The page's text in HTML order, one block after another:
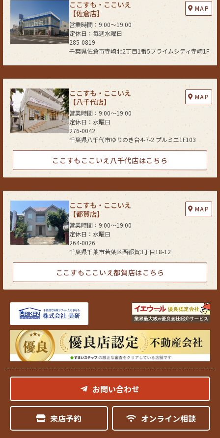
ここすも・ここいえ
【佐倉店】
285-0819
千葉県佐倉市寺崎北2丁目1番5プライムシティ寺崎1F
営業時間：9:00〜19:00
定休日：毎週水曜日
MAP
ここすも・ここいえ
【八千代店】
276-0042
千葉県八千代市ゆりのき台4-7-2 プルミエ1F103
営業時間：9:00〜19:00
定休日：水曜日
MAP
ここすもここいえ八千代店はこちら
ここすも・ここいえ
【都賀店】
264-0026
千葉県千葉市若葉区西都賀3丁目18-12
営業時間：9:00〜19:00
定休日：水曜日
MAP
ここすもここいえ都賀店はこちら
お問い合わせ
来店予約 オンライン相談